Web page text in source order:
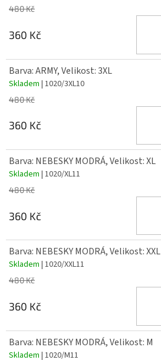
480 Kč
360 Kč
Barva: ARMY, Velikost: 3XL
Skladem | 1020/3XL10
480 Kč
360 Kč
Barva: NEBESKY MODRÁ, Velikost: XL
Skladem | 1020/XL11
480 Kč
360 Kč
Barva: NEBESKY MODRÁ, Velikost: XXL
Skladem | 1020/XXL11
480 Kč
360 Kč
Barva: NEBESKY MODRÁ, Velikost: M
Skladem | 1020/M11